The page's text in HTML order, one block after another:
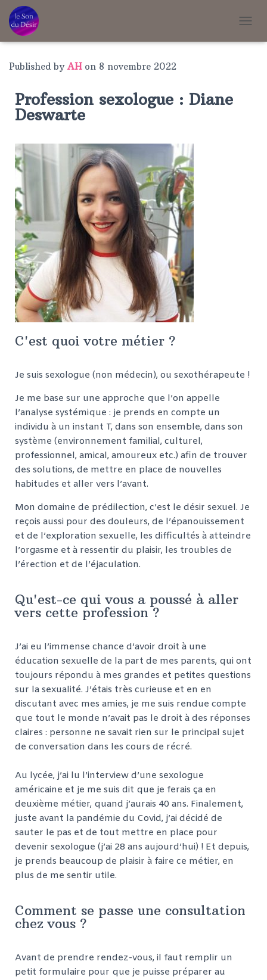
O
Published by AHon 8 novembre 2022
Profession sexologue : Diane
Deswarte
C'est quoi votre métier ?
Je suis sexologue (non médecin), ou sexothérapeute !
Je me base sur une approche que l’on appelle
l’analyse systémique : je prends en compte un
individu à un instant T, dans son ensemble, dans son
système (environnement familial, culturel,
professionnel, amical, amoureux etc.) afin de trouver
des solutions, de mettre en place de nouvelles
habitudes et aller vers l’avant.
Mon domaine de prédilection, c’est le désir sexuel. Je
reçois aussi pour des douleurs, de l’épanouissement
et de l’exploration sexuelle, les difficultés à atteindre
l’orgasme et à ressentir du plaisir, les troubles de
l’érection et de l’éjaculation.
Qu'est-ce qui vous a poussé à aller
vers cette profession ?
J’ai eu l’immense chance d’avoir droit à une
éducation sexuelle de la part de mes parents, qui ont
toujours répondu à mes grandes et petites questions
sur la sexualité. J’étais très curieuse et en en
discutant avec mes amies, je me suis rendue compte
que tout le monde n’avait pas le droit à des réponses
claires : personne ne savait rien sur le principal sujet
de conversation dans les cours de récré.
Au lycée, j’ai lu l’interview d’une sexologue
américaine et je me suis dit que je ferais ça en
deuxième métier, quand j’aurais 40 ans. Finalement,
juste avant la pandémie du Covid, j’ai décidé de
sauter le pas et de tout mettre en place pour
devenir sexologue (j’ai 28 ans aujourd’hui) ! Et depuis,
je prends beaucoup de plaisir à faire ce métier, en
plus de me sentir utile.
Comment se passe une consultation
chez vous ?
Avant de prendre rendez-vous, il faut remplir un
petit formulaire pour que je puisse préparer au